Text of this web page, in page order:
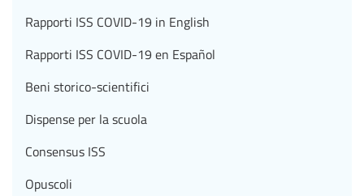
Rapporti ISS COVID-19 in English
Rapporti ISS COVID-19 en Español
Beni storico-scientifici
Dispense per la scuola
Consensus ISS
Opuscoli